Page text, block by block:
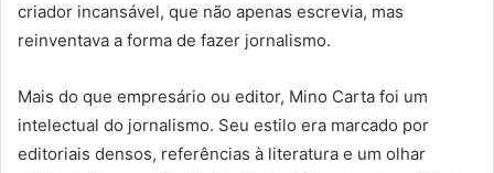
criador incansável, que não apenas escrevia, mas
reinventava a forma de fazer jornalismo.
Mais do que empresário ou editor, Mino Carta foi um
intelectual do jornalismo. Seu estilo era marcado por
editoriais densos, referências à literatura e um olhar